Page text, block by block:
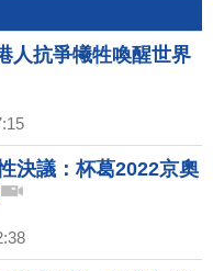
人抗爭犧牲喚醒世界
決議：杯葛2022京奧